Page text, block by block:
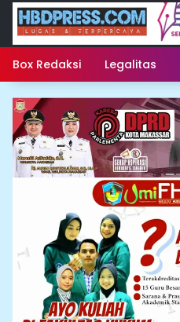
Langsung
konten
Box Redaksi Legalitas